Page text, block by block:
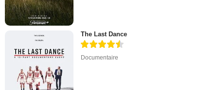
The Last Dance
Documentaire